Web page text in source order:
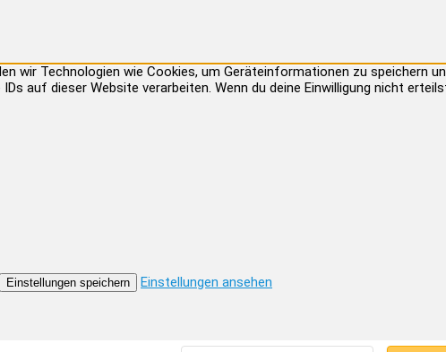
wir Technologien wie Cookies, um Geräteinformationen zu speichern
auf dieser Website verarbeiten. Wenn du deine Einwilligung nicht
Einstellungen speichern
Einstellungen ansehen